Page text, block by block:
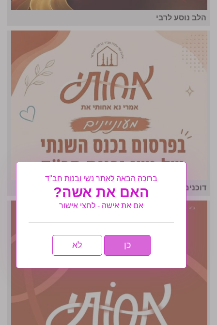
הלב נוסע לרבי
דוכנים בכנס: בואי לחשוף את המוצרים שלך
ברוכה הבאה לאתר נשי ובנות חב"ד
האם את אשה?
אם את אישה - לחצי אישור
כן לא